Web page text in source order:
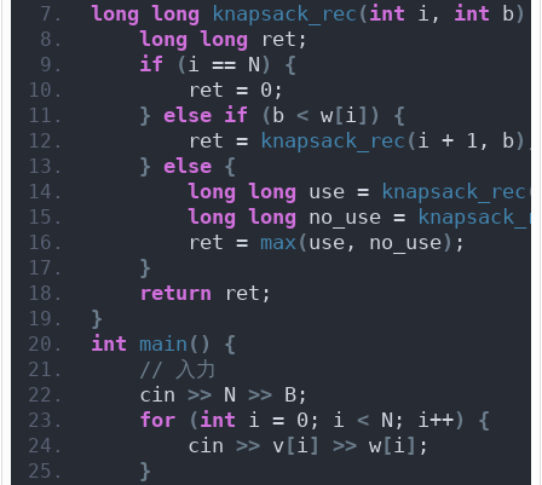
long long knapsack_rec (int i, int b)
long long ret;
if
(i == N )
{
        ret = 0;
} else if ( b < w [i])
{
        ret =
knapsack_rec (i + 1, b)
} else {
long long use = knapsack_rec (
long long no_use =
        ret =
max(use, no_use) ;
}
return ret;
}
int main ()
{
// 入力
    cin
>> N >> B;
for
(int i = 0; i < N; i++)
{
        cin
>> v [i] >> w [i] ;
}